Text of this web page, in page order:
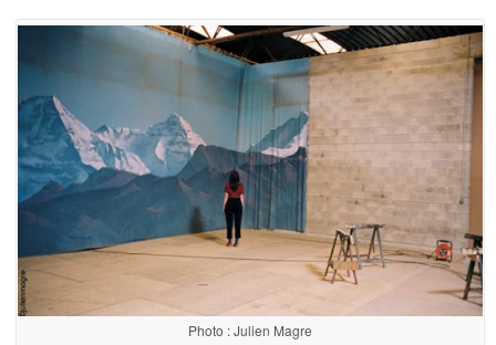
Photo : Julien Magre